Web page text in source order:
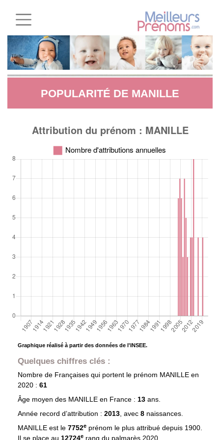
POPULARITÉ DE MANILLE
Graphique réalisé à partir des données de l'INSEE.
Quelques chiffres clés :
Nombre de Françaises qui portent le prénom MANILLE en
2020 : 61
Âge moyen des MANILLEen France : 13 ans.
Année record d’attribution : 2013, avec 8 naissances.
MANILLE est le 7752eprénom le plus attribué depuis 1900.
Il se place au 12724e rang du palmarès 2020.